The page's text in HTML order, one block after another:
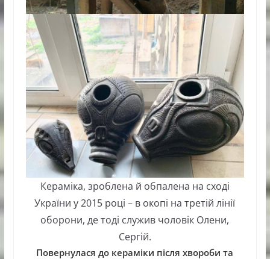
Кераміка, зроблена й обпалена на сході
України у 2015 році – в окопі на третій лінії
оборони, де тоді служив чоловік Олени,
Сергій.
Повернулася до кераміки після хвороби та